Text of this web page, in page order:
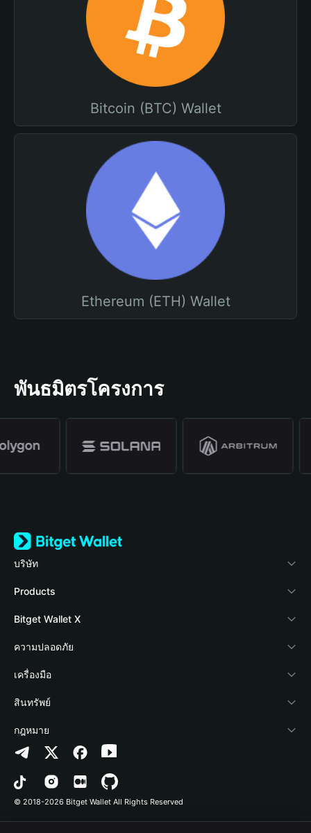
Bitcoin (BTC) Wallet
Ethereum (ETH) Wallet
พันธมิตรโครงการ
บริษัท
เกี่ยวกับ Bitget Wallet
Blog
Academy
ข่าวสารด้านคริปโต
ศูนย์ช่วยเหลือ
ติดต่อเรา
ทรัพยากรข้อมูลของแบรนด์
อาชีพ
Products
Crypto Card
Stablecoin Earn
Payfi Crypto
Crypto Swap API
Altcoin Season Index
Prediction Markets
DApp
Bitget Wallet X
นักพัฒนา
เชื่อมต่อ Wallet
Bitget Wallet Pay
ลิสต์โปรเจกต์
ความปลอดภัย
Protection Fund
เทคโนโลยีความปลอดภัย
เครื่องมือ
ซื้อคริปโต
การตรวจจับการอนุญาต
การตรวจจับสัญญา
การโอนเป็นชุด
สินทรัพย์
Arbitrum
Avalanche
Bitcoin
กฎหมาย
นโยบายความเป็นส่วนตัว
ข้อตกลงในการใช้บริการ
© 2018-2026 Bitget Wallet All Rights Reserved